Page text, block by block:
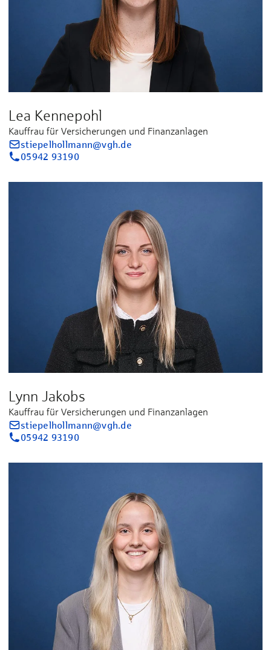
Lea Kennepohl
Kauffrau für Versicherungen und Finanzanlagen
stiepelhollmann@vgh.de
05942 93190
Lynn Jakobs
Kauffrau für Versicherungen und Finanzanlagen
stiepelhollmann@vgh.de
05942 93190